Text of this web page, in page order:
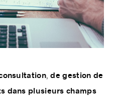
, de gestion de
dans plusieurs champs